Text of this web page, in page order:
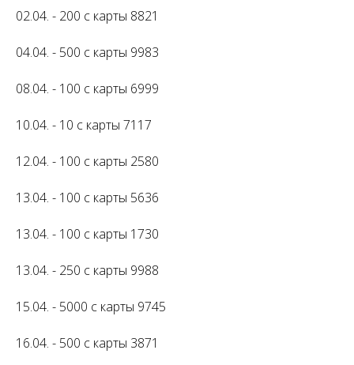
02.04. - 200 с карты 8821
04.04. - 500 с карты 9983
08.04. - 100 с карты 6999
10.04. - 10 с карты 7117
12.04. - 100 с карты 2580
13.04. - 100 с карты 5636
13.04. - 100 с карты 1730
13.04. - 250 с карты 9988
15.04. - 5000 с карты 9745
16.04. - 500 с карты 3871